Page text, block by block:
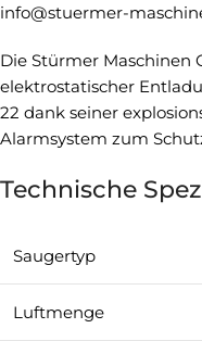
info@stuermer-
Die Stürmer Maschinen
elektrostatischer
22 dank seiner
Alarmsystem zum
Technische
Saugertyp
Luftmenge